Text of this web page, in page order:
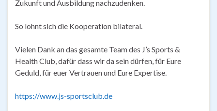
Zukunft und Ausbildung nachzudenken.
So lohnt sich die Kooperation bilateral.
Vielen Dank an das gesamte Team des J’s Sports &
Health Club, dafür dass wir da sein dürfen, für Eure
Geduld, für euer Vertrauen und Eure Expertise.
https://www.js-sportsclub.de